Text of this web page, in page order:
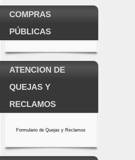
COMPRAS
PÚBLICAS
ATENCION DE
QUEJAS Y
RECLAMOS
Formulario de Quejas y Reclamos